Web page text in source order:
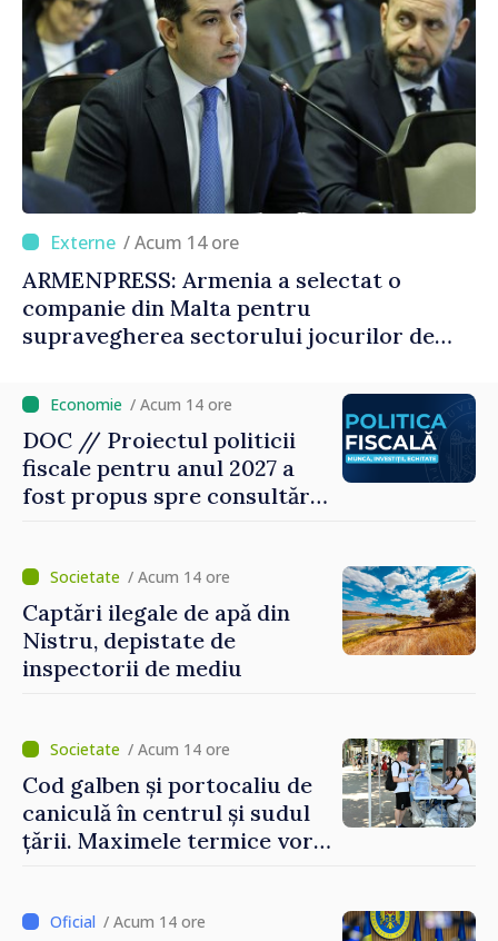
/ Acum 14 ore
ARMENPRESS: Armenia a selectat o
companie din Malta pentru
supravegherea sectorului jocurilor de
/ Acum 14 ore
DOC // Proiectul politicii
fiscale pentru anul 2027 a
fost propus spre consultări
/ Acum 14 ore
Captări ilegale de apă din
Nistru, depistate de
inspectorii de mediu
/ Acum 14 ore
Cod galben și portocaliu de
caniculă în centrul și sudul
țării. Maximele termice vor
/ Acum 14 ore